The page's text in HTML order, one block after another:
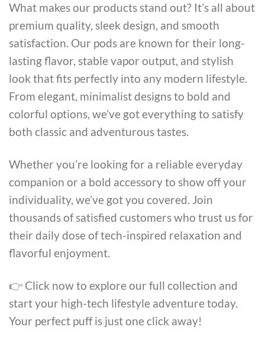
What makes our products stand out? It’s all about
premium quality, sleek design, and smooth
satisfaction. Our pods are known for their long-
lasting flavor, stable vapor output, and stylish
look that fits perfectly into any modern lifestyle.
From elegant, minimalist designs to bold and
colorful options, we’ve got everything to satisfy
both classic and adventurous tastes.
Whether you’re looking for a reliable everyday
companion or a bold accessory to show off your
individuality, we’ve got you covered. Join
thousands of satisfied customers who trust us for
their daily dose of tech-inspired relaxation and
flavorful enjoyment.
👉 Click now to explore our full collection and
start your high-tech lifestyle adventure today.
Your perfect puff is just one click away!